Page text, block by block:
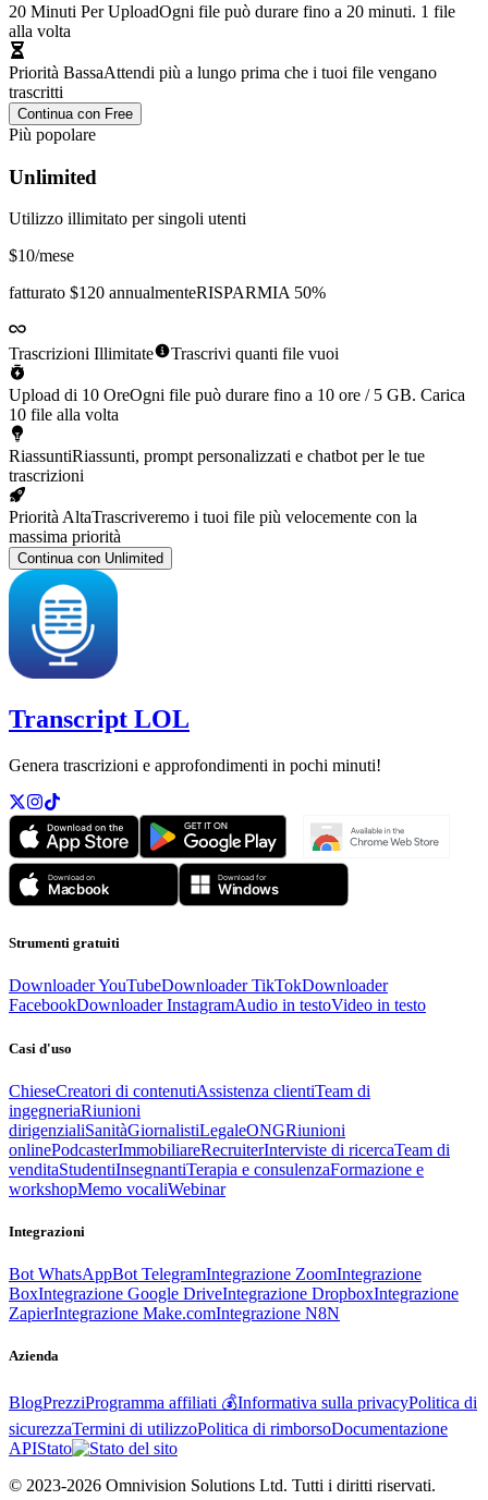
20 Minuti Per UploadOgni file può durare fino a 20 minuti. 1 file
alla volta
Priorità BassaAttendi più a lungo prima che i tuoi file vengano
trascritti
Continua con Free
Più popolare
Unlimited
Utilizzo illimitato per singoli utenti
$10/mese
fatturato $120 annualmenteRISPARMIA 50%
Trascrizioni Illimitate Trascrivi quanti file vuoi
Upload di 10 OreOgni file può durare fino a 10 ore / 5 GB. Carica
10 file alla volta
RiassuntiRiassunti, prompt personalizzati e chatbot per le tue
trascrizioni
Priorità AltaTrascriveremo i tuoi file più velocemente con la
massima priorità
Continua con Unlimited
Transcript LOL
Genera trascrizioni e approfondimenti in pochi minuti!
Strumenti gratuiti
Downloader YouTubeDownloader TikTokDownloader
FacebookDownloader InstagramAudio in testoVideo in testo
Casi d'uso
ChieseCreatori di contenutiAssistenza clientiTeam di
ingegneriaRiunioni
dirigenzialiSanitàGiornalistiLegaleONGRiunioni
onlinePodcasterImmobiliareRecruiterInterviste di ricercaTeam di
venditaStudentiInsegnantiTerapia e consulenzaFormazione e
workshopMemo vocaliWebinar
Integrazioni
Bot WhatsAppBot TelegramIntegrazione ZoomIntegrazione
BoxIntegrazione Google DriveIntegrazione DropboxIntegrazione
ZapierIntegrazione Make.comIntegrazione N8N
Azienda
BlogPrezziProgramma affiliati 💰Informativa sulla privacyPolitica di
sicurezzaTermini di utilizzoPolitica di rimborsoDocumentazione
APIStato
© 2023-2026 Omnivision Solutions Ltd. Tutti i diritti riservati.